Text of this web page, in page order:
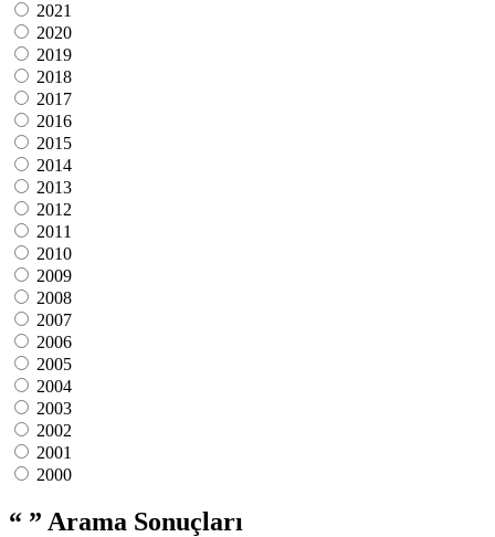
2021
2020
2019
2018
2017
2016
2015
2014
2013
2012
2011
2010
2009
2008
2007
2006
2005
2004
2003
2002
2001
2000
“ ” Arama Sonuçları